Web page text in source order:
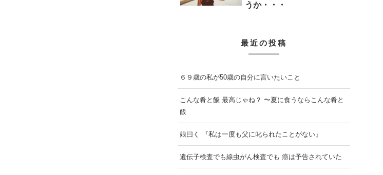
うか・・・
最近の投稿
６９歳の私が50歳の自分に言いたいこと
こんな肴と飯 最高じゃね？ 〜夏に食うならこんな肴と
飯
娘曰く 『私は一度も父に叱られたことがない』
遺伝子検査でも線虫がん検査でも 癌は予告されていた